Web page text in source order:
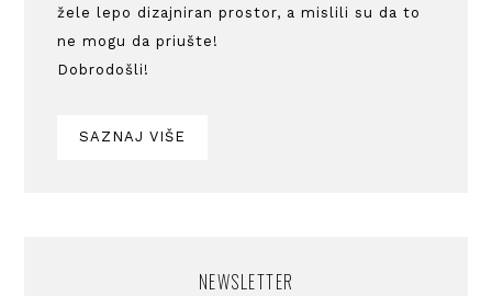
žele lepo dizajniran prostor, a mislili su da to
ne mogu da priušte!
Dobrodošli!
SAZNAJ VIŠE
NEWSLETTER